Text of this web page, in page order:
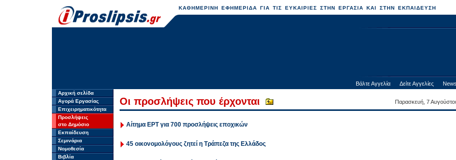
ΚΑΘΗΜΕΡΙΝΗ ΕΦΗΜΕΡΙΔΑ ΓΙΑ ΤΙΣ ΕΥΚΑΙΡΙΕΣ ΣΤΗΝ ΕΡΓΑΣΙΑ ΚΑΙ ΣΤΗΝ ΕΚΠΑΙΔΕΥΣΗ
Βάλτε Αγγελία Δείτε Αγγελίες
Αρχική σελίδα
Αγορά Εργασίας
Επιχειρηματικότητα
Προσλήψεις
στο Δημόσιο
Εκπαίδευση
Σεμινάρια
Νομοθεσία
Βιβλία
Οι προσλήψεις που έρχονται Παρασκευή, 7
Αίτημα ΕΡΤ για 700 προσλήψεις εποχικών
45 οικονομολόγους ζητεί η Τράπεζα της Ελλάδος